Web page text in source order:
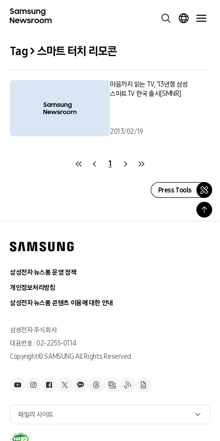
Tag > 스마트 터치 리모콘
마음까지 읽는 TV, ’13년형 삼성
스마트TV 한국 출시[SMNR]
2013/02/19
1
Press Tools
삼성전자 뉴스룸 운영 정책
개인정보처리방침
삼성전자 뉴스룸 콘텐츠 이용에 대한 안내
삼성전자 주식회사
대표번호 : 02-2255-0114
Copyright© SAMSUNG All Rights Reserved.
패밀리 사이트